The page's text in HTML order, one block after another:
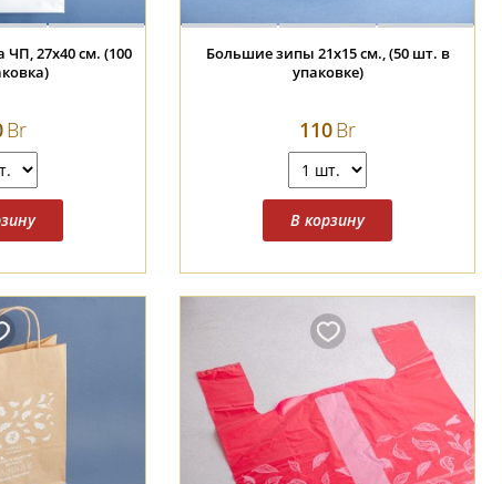
27х40 см. (100
Br
Большие зипы 21х15 см., (50 шт. в
упаковке)
110Br